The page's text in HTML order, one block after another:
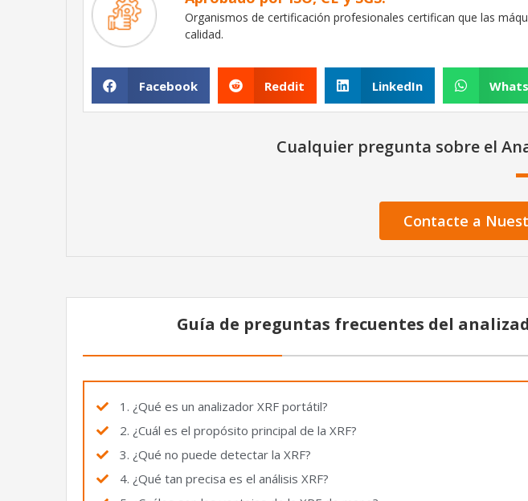
Organismos de certificación profesionales certifican que las
calidad.
Facebook Reddit LinkedIn
Cualquier pregunta sobre el
Contacte a
Guía de preguntas frecuentes del
1. ¿Qué es un analizador XRF portátil?
2. ¿Cuál es el propósito principal de la XRF?
3. ¿Qué no puede detectar la XRF?
4. ¿Qué tan precisa es el análisis XRF?